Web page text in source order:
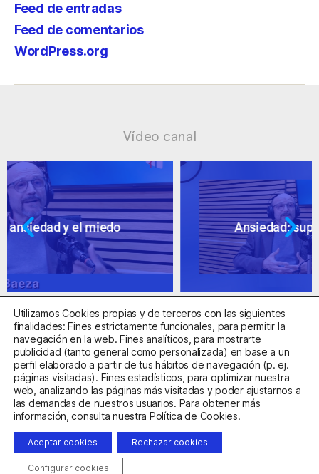
Feed de entradas
Feed de comentarios
WordPress.org
Vídeo canal
Ansiedad: supuestos cuestionables
Centro Sanitario Autorizado con el código E08737002
Aviso LegalPolítica de PrivacidadPolítica de Cookies
Clínica de la Ansiedad. Teléfonos:932263020
Correo:
Utilizamos Cookies propias y de terceros con las siguientes
finalidades: Fines estrictamente funcionales, para permitir la
navegación en la web. Fines analíticos, para mostrarte
publicidad (tanto general como personalizada) en base a un
perfil elaborado a partir de tus hábitos de navegación (p. ej.
páginas visitadas). Fines estadísticos, para optimizar nuestra
web, analizando las páginas más visitadas y poder ajustarnos a
las demandas de nuestros usuarios. Para obtener más
información, consulta nuestra Política de Cookies.
Aceptar cookies Rechazar cookies
Configurar cookies